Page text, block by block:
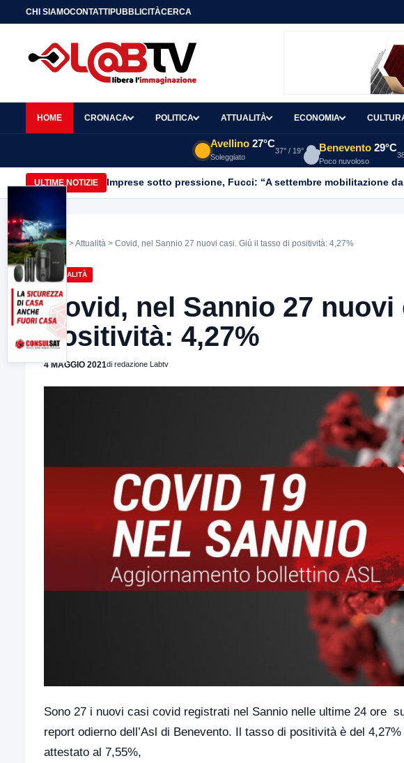
CHI SIAMOCONTATTIPUBBLICITÀCERCA
HOME CRONACA POLITICA ATTUALITÀ ECONOMIA
Avellino 27°C
Soleggiato
37° / 19° Benevento 29°C
Poco nuvoloso
ULTIME NOTIZIE Imprese sotto pressione, Fucci: “A settembre mobilitazione
Home >Attualità > Covid, nel Sannio 27 nuovi casi. Giù il tasso di positività: 4,27%
ATTUALITÀ
Covid, nel Sannio 27
positività: 4,27%
4 MAGGIO 2021di redazione Labtv
Sono 27 i nuovi casi covid registrati nel Sannio nelle ultime 24 ore
report odierno dell’Asl di Benevento. Il tasso di positività è del
attestato al 7,55%,